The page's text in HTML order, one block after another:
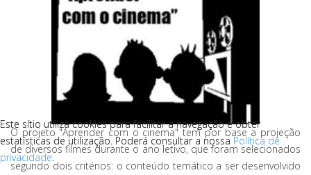
O projeto "Aprender com o cinema" tem por base a projeção
de diversos filmes durante o ano letivo, que foram selecionados
segundo dois critérios: o conteúdo temático a ser desenvolvido
Este sítio utiliza cookies para facilitar a navegação e obter
estatísticas de utilização. Poderá consultar a nossaPolítica de
privacidade.
Este sítio utiliza cookies para facilitar a navegação e obter
estatísticas de utilização. Poderá consultar a nossaPolítica de
privacidade.